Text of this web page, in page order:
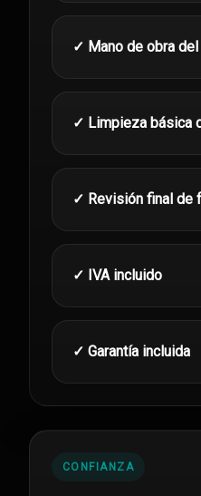
✓ Mano de obra
✓ Limpieza básica
✓ Revisión final de
✓ IVA incluido
✓ Garantía incluida
CONFIANZA